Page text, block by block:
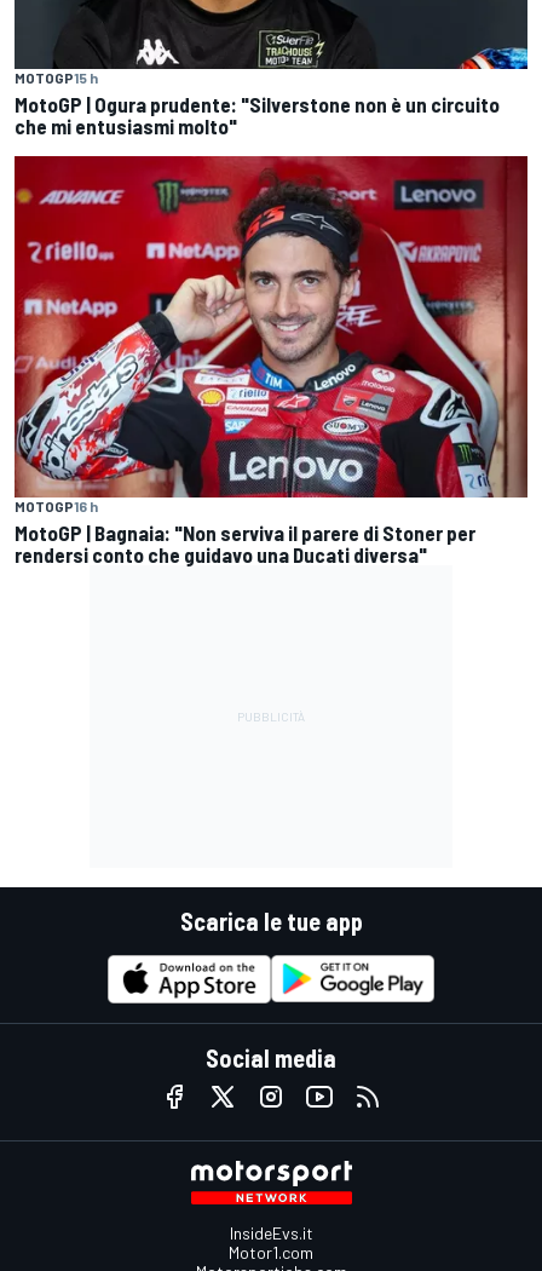
MOTOGP15 h
MotoGP | Ogura prudente: "Silverstone non è un circuito
che mi entusiasmi molto"
MOTOGP16 h
MotoGP | Bagnaia: "Non serviva il parere di Stoner per
rendersi conto che guidavo una Ducati diversa"
Scarica le tue app
Social media
InsideEvs.it
Motor1.com